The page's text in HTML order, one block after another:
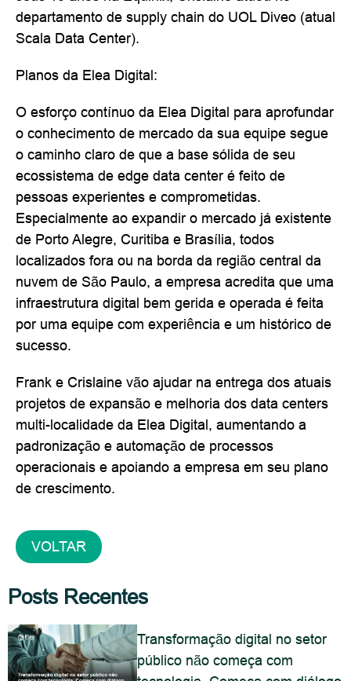
departamento de supply chain do UOL Diveo (atual
Scala Data Center).
Planos da Elea Digital:
O esforço contínuo da Elea Digital para aprofundar
o conhecimento de mercado da sua equipe segue
o caminho claro de que a base sólida de seu
ecossistema de edge data center é feito de
pessoas experientes e comprometidas.
Especialmente ao expandir o mercado já existente
de Porto Alegre, Curitiba e Brasília, todos
localizados fora ou na borda da região central da
nuvem de São Paulo, a empresa acredita que uma
infraestrutura digital bem gerida e operada é feita
por uma equipe com experiência e um histórico de
sucesso.
Frank e Crislaine vão ajudar na entrega dos atuais
projetos de expansão e melhoria dos data centers
multi-localidade da Elea Digital, aumentando a
padronização e automação de processos
operacionais e apoiando a empresa em seu plano
de crescimento.
VOLTAR
Posts Recentes
Transformação digital no setor
público não começa com